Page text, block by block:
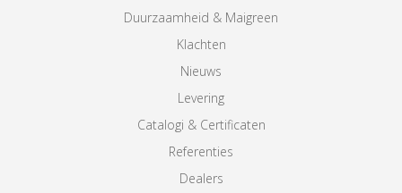
Duurzaamheid & Maigreen
Klachten
Nieuws
Levering
Catalogi & Certificaten
Referenties
Dealers